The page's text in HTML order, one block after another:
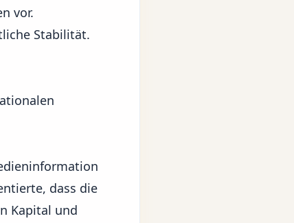
vor.
Stabilität.
dass die
Kapital und